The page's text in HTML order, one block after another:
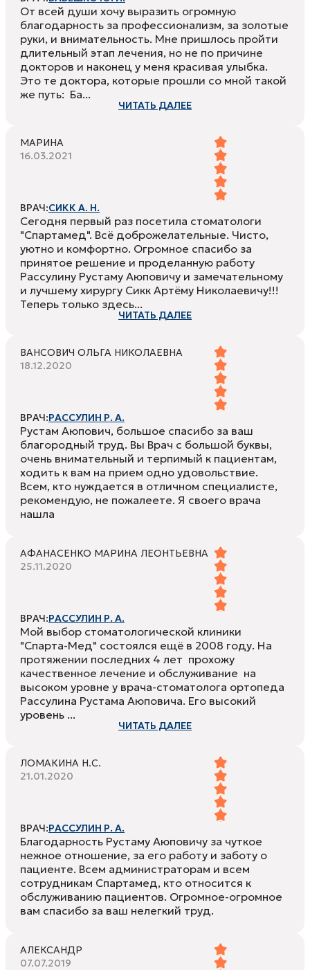
От всей души хочу выразить огромную
благодарность за профессионализм, за золотые
руки, и внимательность. Мне пришлось пройти
длительный этап лечения, но не по причине
докторов и наконец у меня красивая улыбка.
Это те доктора, которые прошли со мной такой
же путь: Ба...
ЧИТАТЬ ДАЛЕЕ
МАРИНА
16.03.2021
ВРАЧ:СИКК А. Н.
Сегодня первый раз посетила стоматологи
"Спартамед". Всё доброжелательные. Чисто,
уютно и комфортно. Огромное спасибо за
принятое решение и проделанную работу
Рассулину Рустаму Аюповичу и замечательному
и лучшему хирургу Сикк Артёму Николаевичу!!!
Теперь только здесь...
ЧИТАТЬ ДАЛЕЕ
ВАНСОВИЧ ОЛЬГА НИКОЛАЕВНА
18.12.2020
ВРАЧ:РАССУЛИН Р. А.
Рустам Аюпович, большое спасибо за ваш
благородный труд. Вы Врач с большой буквы,
очень внимательный и терпимый к пациентам,
ходить к вам на прием одно удовольствие.
Всем, кто нуждается в отличном специалисте,
рекомендую, не пожалеете. Я своего врача
нашла
АФАНАСЕНКО МАРИНА ЛЕОНТЬЕВНА
25.11.2020
ВРАЧ:РАССУЛИН Р. А.
Мой выбор стоматологической клиники
"Спарта-Мед" состоялся ещё в 2008 году. На
протяжении последних 4 лет прохожу
качественное лечение и обслуживание на
высоком уровне у врача-стоматолога ортопеда
Рассулина Рустама Аюповича. Его высокий
уровень ...
ЧИТАТЬ ДАЛЕЕ
ЛОМАКИНА Н.С.
21.01.2020
ВРАЧ:РАССУЛИН Р. А.
Благодарность Рустаму Аюповичу за чуткое
нежное отношение, за его работу и заботу о
пациенте. Всем администраторам и всем
сотрудникам Спартамед, кто относится к
обслуживанию пациентов. Огромное-огромное
вам спасибо за ваш нелегкий труд.
АЛЕКСАНДР
07.07.2019